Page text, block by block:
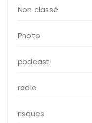
Non classé
Photo
podcast
radio
risques